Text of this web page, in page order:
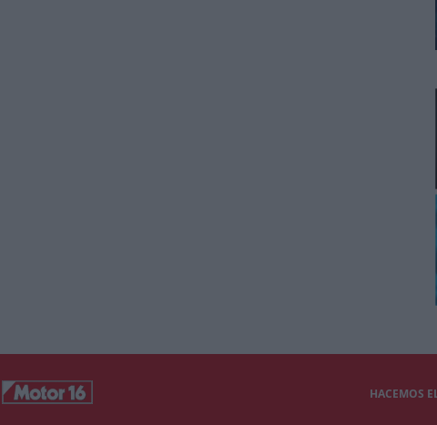
HACEMOS